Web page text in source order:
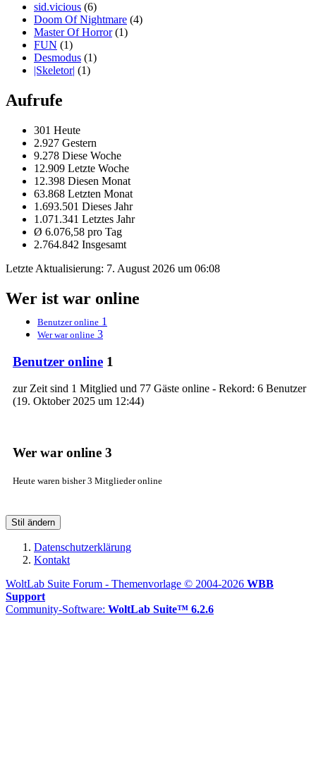
sid.vicious (6)
Doom Of Nightmare (4)
Master Of Horror(1)
FUN (1)
Desmodus (1)
|Skeletor| (1)
Aufrufe
301 Heute
2.927 Gestern
9.278 Diese Woche
12.909 Letzte Woche
12.398 Diesen Monat
63.868 Letzten Monat
1.693.501 Dieses Jahr
1.071.341 Letztes Jahr
Ø 6.076,58 pro Tag
2.764.842 Insgesamt
Letzte Aktualisierung: 7. August 2026 um 06:08
Wer ist war online
Benutzer online 1
Wer war online 3
Benutzer online 1
zur Zeit sind 1 Mitglied und 77 Gäste online - Rekord: 6 Benutzer
(19. Oktober 2025 um 12:44)
Wer war online 3
Heute waren bisher 3 Mitglieder online
Stil ändern
Datenschutzerklärung
Kontakt
WoltLab Suite Forum - Themenvorlage © 2004-2026 WBB
Support
Community-Software: WoltLab Suite™ 6.2.6